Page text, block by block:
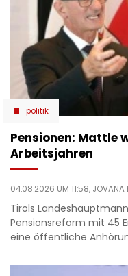
politik
Pensionen: Mattle
Arbeitsjahren
04.08.2026 UM 11:58, JOVANA
Tirols
Pensionsreform mit 45
eine öffentliche